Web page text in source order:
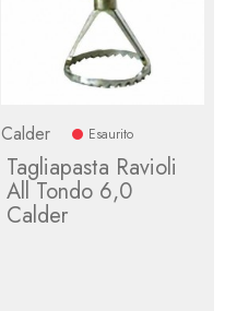
Calder Esaurito
Tagliapasta Ravioli
All Tondo 6,0
Calder